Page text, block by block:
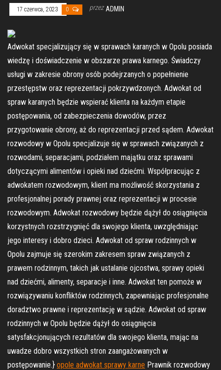
17 czerwca, 2023 0 przez ADMIN
Adwokat specjalizujący się w sprawach karanych w Opolu posiada
wiedzę i doświadczenie w obszarze prawa karnego. Świadczy
usługi w zakresie obrony osób podejrzanych o popełnienie
przestępstw oraz reprezentacji pokrzywdzonych. Adwokat od
spraw karanych będzie wspierać klienta na każdym etapie
postępowania, od zabezpieczenia dowodów, przez
przygotowanie obrony, aż do reprezentacji przed sądem. Adwokat
rozwodowy w Opolu specjalizuje się w sprawach związanych z
rozwodami, separacjami, podziałem majątku oraz sprawami
dotyczącymi alimentów i opieki nad dziećmi. Współpracując z
adwokatem rozwodowym, klient ma możliwość skorzystania z
profesjonalnej porady prawnej oraz reprezentacji w procesie
rozwodowym. Adwokat rozwodowy będzie dążył do osiągnięcia
korzystnych rozstrzygnięć dla swojego klienta, uwzględniając
jego interesy i dobro dzieci. Adwokat od spraw rodzinnych w
Opolu zajmuje się szerokim zakresem spraw związanych z
prawem rodzinnym, takich jak ustalanie ojcostwa, sprawy opieki
nad dziećmi, alimenty, separacje i inne. Adwokat ten pomoże w
rozwiązywaniu konfliktów rodzinnych, zapewniając profesjonalne
doradztwo prawne i reprezentację w sądzie. Adwokat od spraw
rodzinnych w Opolu będzie dążył do osiągnięcia
satysfakcjonujących rezultatów dla swojego klienta, mając na
uwadze dobro wszystkich stron zaangażowanych w
postępowanie.} opole adwokat sprawy karne Prawnik rozwodowy